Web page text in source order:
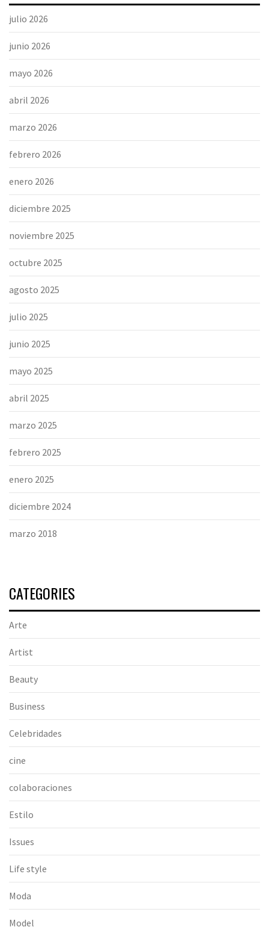
julio 2026
junio 2026
mayo 2026
abril 2026
marzo 2026
febrero 2026
enero 2026
diciembre 2025
noviembre 2025
octubre 2025
agosto 2025
julio 2025
junio 2025
mayo 2025
abril 2025
marzo 2025
febrero 2025
enero 2025
diciembre 2024
marzo 2018
CATEGORIES
Arte
Artist
Beauty
Business
Celebridades
cine
colaboraciones
Estilo
Issues
Life style
Moda
Model